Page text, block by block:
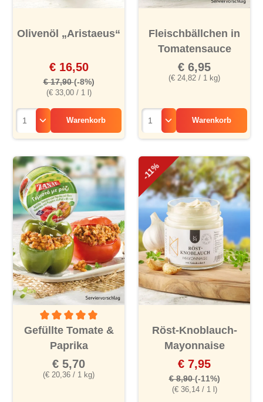
Olivenöl „Aristaeus“
(€ 33,00 / 1 l)
€ 16,50
€ 17,90(-8%)
Warenkorb
Fleischbällchen in
Tomatensauce
(€ 24,82 / 1 kg)
€ 6,95
Warenkorb
Durchschnittliche Bewertung von 5 von 5 Sternen
Gefüllte Tomate &
Paprika
(€ 20,36 / 1 kg)
€ 5,70
-11%
Röst-Knoblauch-
Mayonnaise
(€ 36,14 / 1 l)
€ 7,95
€ 8,90(-11%)